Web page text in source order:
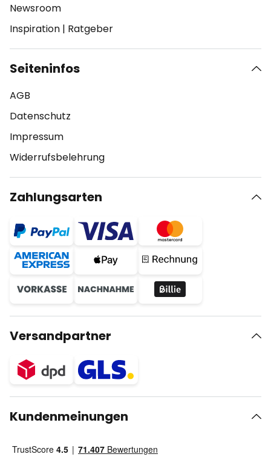
Newsroom
Inspiration | Ratgeber
Seiteninfos
AGB
Datenschutz
Impressum
Widerrufsbelehrung
Zahlungsarten
Versandpartner
Kundenmeinungen